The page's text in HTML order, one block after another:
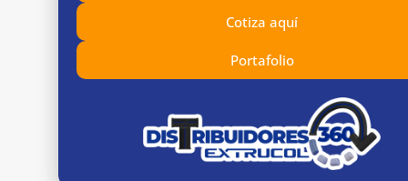
Cotiza aquí
Portafolio